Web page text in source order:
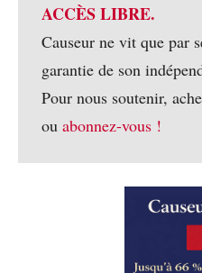
ACCÈS LIBRE.
Causeur ne vit que par
garantie de son
Pour nous soutenir,
ou abonnez-vous !